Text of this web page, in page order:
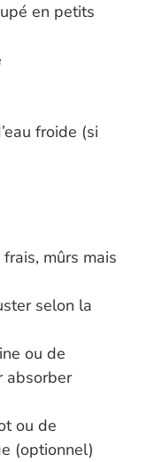
en petits
froide (si
mûrs mais
selon la
ou de
absorber
ou de
(optionnel)